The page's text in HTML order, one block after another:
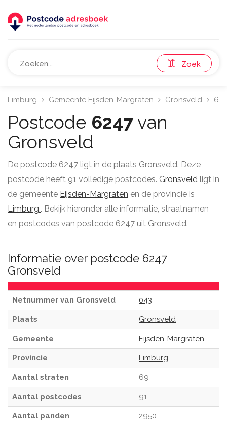
Zoek
Limburg Gemeente Eijsden-Margraten Gronsveld
Postcode 6247van
Gronsveld
De postcode 6247 ligt in de plaats Gronsveld. Deze
postcode heeft 91 volledige postcodes. Gronsveld ligt in
de gemeente Eijsden-Margraten en de provincie is
Limburg.. Bekijk hieronder alle informatie, straatnamen
en postcodes van postcode 6247 uit Gronsveld.
Informatie over postcode 6247
Gronsveld
Netnummer van Gronsveld 043
Plaats Gronsveld
Gemeente Eijsden-Margraten
Provincie Limburg
Aantal straten 69
Aantal postcodes 91
Aantal panden 2950